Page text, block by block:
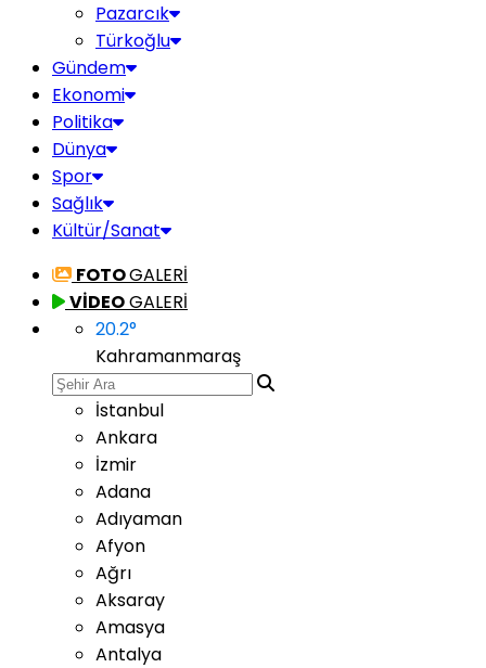
Pazarcık
Türkoğlu
Gündem
Ekonomi
Politika
Dünya
Spor
Sağlık
Kültür/Sanat
FOTOGALERİ
VİDEOGALERİ
20.2°
Kahramanmaraş
İstanbul
Ankara
İzmir
Adana
Adıyaman
Afyon
Ağrı
Aksaray
Amasya
Antalya